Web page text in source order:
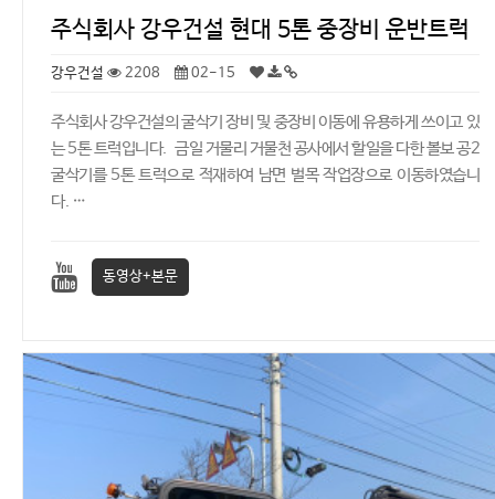
주식회사 강우건설 현대 5톤 중장비 운반트럭
강우건설 2208 02-15
주식회사 강우건설의 굴삭기 장비 및 중장비 이동에 유용하게 쓰이고 있
는 5톤 트럭입니다. 금일 거물리 거물천 공사에서 할일을 다한 볼보 공2
굴삭기를 5톤 트럭으로 적재하여 남면 벌목 작업장으로 이동하였습니
다. …
동영상+본문